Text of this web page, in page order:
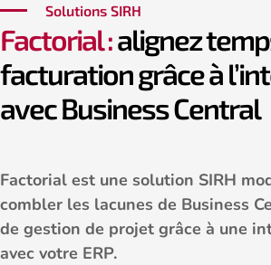
Solutions SIRH
Factorial :alignez
facturation grâce à
avec Business Central
Factorial est une solution SIRH
combler les lacunes de Business
de gestion de projet grâce à une
avec votre ERP.